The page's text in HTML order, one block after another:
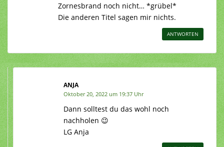
Zornesbrand noch nicht… *grübel*
Die anderen Titel sagen mir nichts.
ANTWORTEN
ANJA
Oktober 20, 2022 um 19:37 Uhr
Dann solltest du das wohl noch
nachholen 😉
LG Anja